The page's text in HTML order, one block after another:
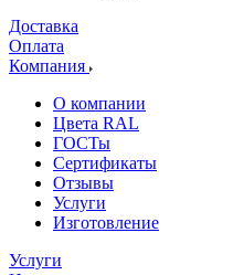
Доставка
Оплата
Компания
О компании
Цвета RAL
ГОСТы
Сертификаты
Отзывы
Услуги
Изготовление
Услуги